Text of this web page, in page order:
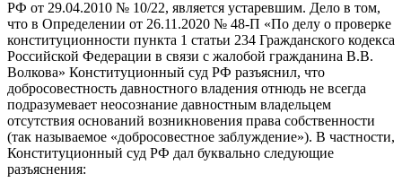
РФ от 29.04.2010 № 10/22, является устаревшим. Дело в том,
что в Определении от 26.11.2020 № 48-П «По делу о проверке
конституционности пункта 1 статьи 234 Гражданского кодекса
Российской Федерации в связи с жалобой гражданина В.В.
Волкова» Конституционный суд РФ разъяснил, что
добросовестность давностного владения отнюдь не всегда
подразумевает неосознание давностным владельцем
отсутствия оснований возникновения права собственности
(так называемое «добросовестное заблуждение»). В частности,
Конституционный суд РФ дал буквально следующие
разъяснения: